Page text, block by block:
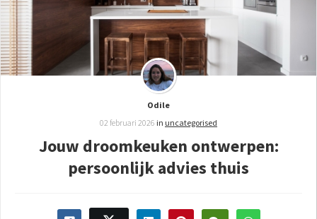
Odile
02 februari 2026 in uncategorised
Jouw droomkeuken ontwerpen:
persoonlijk advies thuis